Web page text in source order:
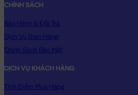
CHÍNH SÁCH
Bảo Hành & Đổi Trả
Dịch Vụ Giao Hàng
Chính Sách Bảo Mật
DỊCH VỤ KHÁCH HÀNG
Tích Điểm Mua Hàng